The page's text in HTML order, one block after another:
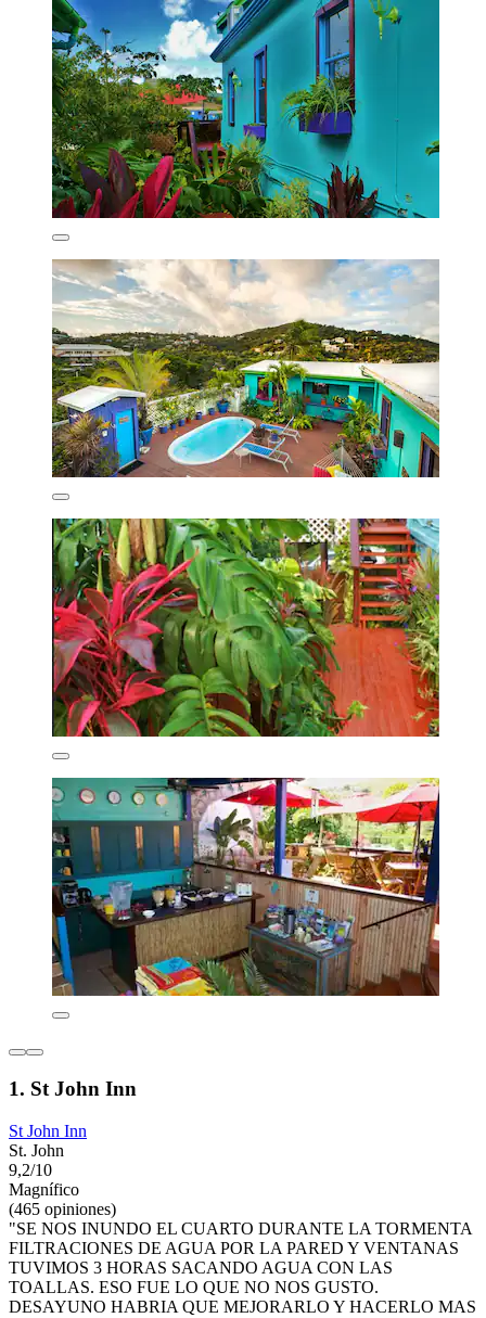
1. St John Inn
St John Inn
St. John
9,2/10
Magnífico
(465 opiniones)
"SE NOS INUNDO EL CUARTO DURANTE LA TORMENTA
FILTRACIONES DE AGUA POR LA PARED Y VENTANAS
TUVIMOS 3 HORAS SACANDO AGUA CON LAS
TOALLAS. ESO FUE LO QUE NO NOS GUSTO.
DESAYUNO HABRIA QUE MEJORARLO Y HACERLO MAS